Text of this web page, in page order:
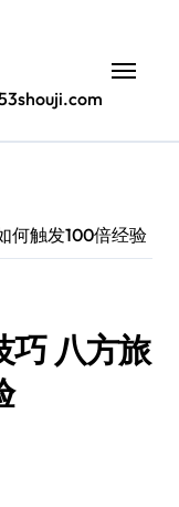
何触发100倍经验
巧 八方旅